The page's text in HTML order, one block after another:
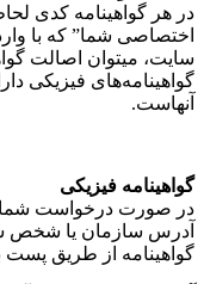
در هر گواهینامه کدی
اختصاصی شما” که با
سایت، میتوان اصالت
گواهینامه‌های فیزیکی
آنهاست.
گواهینامه فیزیکی
در صورت درخواست شما،
آدرس سازمان یا شخص
گواهینامه از طریق پست